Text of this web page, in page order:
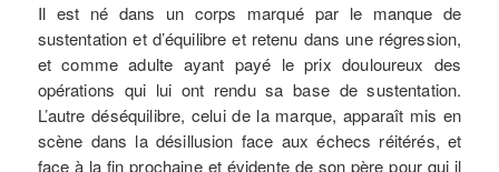
Il est né dans un corps marqué par le manque de
sustentation et d’équilibre et retenu dans une régression,
et comme adulte ayant payé le prix douloureux des
opérations qui lui ont rendu sa base de sustentation.
L’autre déséquilibre, celui de la marque, apparaît mis en
scène dans la désillusion face aux échecs réitérés, et
face à la fin prochaine et évidente de son père pour qui il